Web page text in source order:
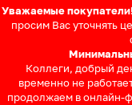
Уважаемые
просим Вас уточнять
Коллеги, добрый
временно не
продолжаем в онлайн-